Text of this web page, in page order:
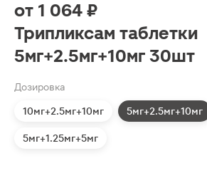
от 1 064 ₽
Трипликсам таблетки
5мг+2.5мг+10мг 30шт
Дозировка
10мг+2.5мг+10мг 5мг+2.5мг+10мг
5мг+1.25мг+5мг